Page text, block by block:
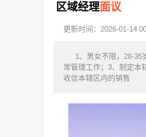
区域经理面议
更新时间：2026-01-14
1、男女不限，28-35
常管理工作；3、制定本
收信本辖区内的销售